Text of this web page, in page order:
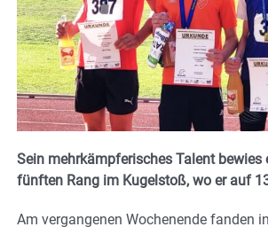
Sein mehrkämpferisches Talent bewies
fünften Rang im Kugelstoß, wo er auf
Am vergangenen Wochenende fanden